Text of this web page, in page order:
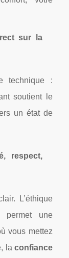
sur la
technique :
soutient le
un état de
respect,
L’éthique
permet une
vous mettez
la confiance